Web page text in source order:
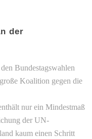
der
Bundestagswahlen
Koalition gegen die
nur ein Mindestmaß
der UN-
kaum einen Schritt